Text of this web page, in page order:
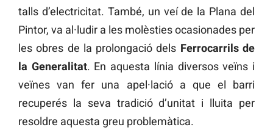
talls d’electricitat. També, un veí de la Plana del
Pintor, va al·ludir a les molèsties ocasionades per
les obres de la prolongació dels Ferrocarrils de
la Generalitat. En aquesta línia diversos veïns i
veïnes van fer una apel·lació a que el barri
recuperés la seva tradició d’unitat i lluita per
resoldre aquesta greu problemàtica.